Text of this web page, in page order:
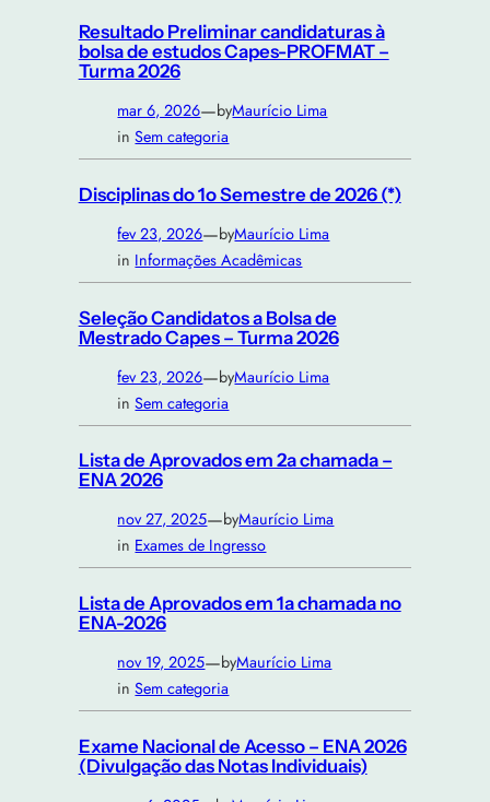
Resultado Preliminar candidaturas à
bolsa de estudos Capes-PROFMAT –
Turma 2026
mar 6, 2026—byMaurício Lima
inSem categoria
Disciplinas do 1o Semestre de 2026 (*)
fev 23, 2026—byMaurício Lima
in Informações Acadêmicas
Seleção Candidatos a Bolsa de
Mestrado Capes – Turma 2026
fev 23, 2026—byMaurício Lima
inSem categoria
Lista de Aprovados em 2a chamada –
ENA 2026
nov 27, 2025—byMaurício Lima
in Exames de Ingresso
Lista de Aprovados em 1a chamada no
ENA-2026
nov 19, 2025—byMaurício Lima
inSem categoria
Exame Nacional de Acesso – ENA 2026
(Divulgação das Notas Individuais)